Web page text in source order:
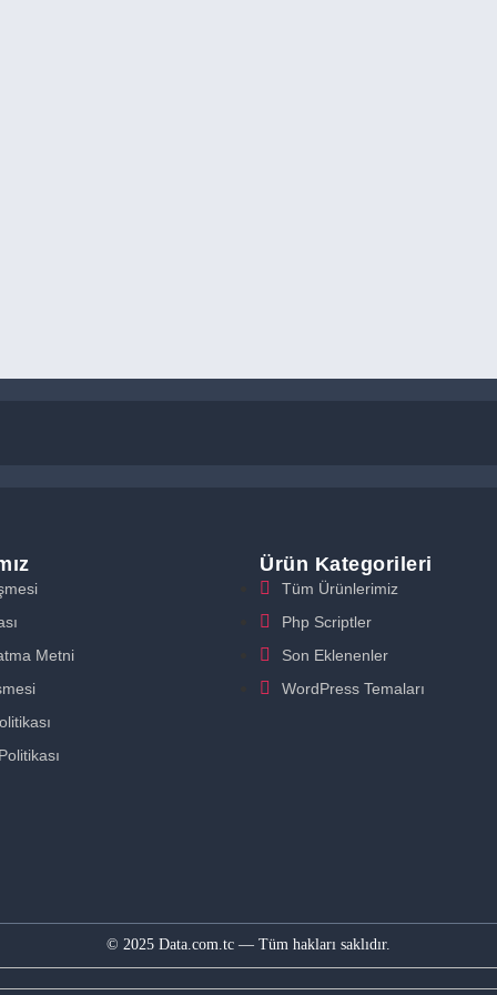
Metni
Ürün Kategorileri
Tüm Ürünlerimiz
Php Scriptler
Son Eklenenler
WordPress Temaları
© 2025 Data.com.tc — Tüm hakları saklıdır.